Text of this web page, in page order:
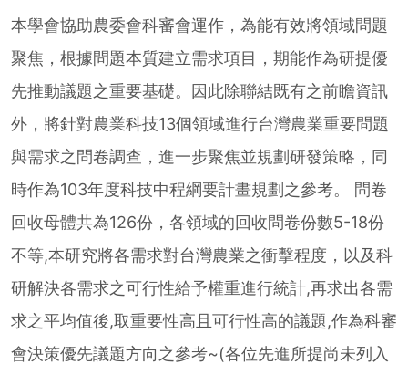
本學會協助農委會科審會運作，為能有效將領域問題
聚焦，根據問題本質建立需求項目，期能作為研提優
先推動議題之重要基礎。因此除聯結既有之前瞻資訊
外，將針對農業科技13個領域進行台灣農業重要問題
與需求之問卷調查，進一步聚焦並規劃研發策略，同
時作為103年度科技中程綱要計畫規劃之參考。 問卷
回收母體共為126份，各領域的回收問卷份數5-18份
不等,本研究將各需求對台灣農業之衝擊程度，以及科
研解決各需求之可行性給予權重進行統計,再求出各需
求之平均值後,取重要性高且可行性高的議題,作為科審
會決策優先議題方向之參考~(各位先進所提尚未列入